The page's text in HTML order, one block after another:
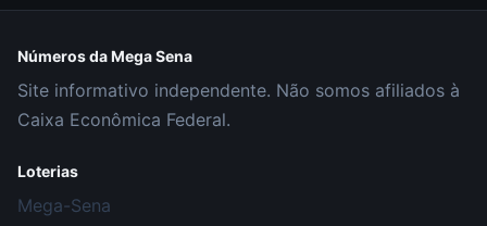
Números da Mega Sena
Site informativo independente. Não somos afiliados à
Caixa Econômica Federal.
Loterias
Mega-Sena